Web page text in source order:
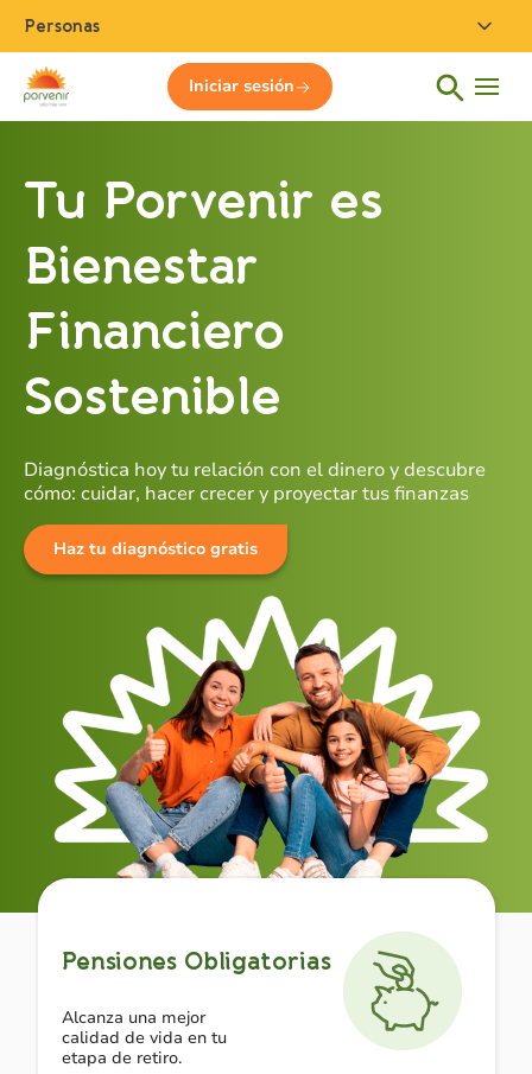
Personas
Iniciar sesión
Tu Porvenir es
Bienestar
Financiero
Sostenible
Diagnóstica hoy tu relación con el dinero y descubre
cómo: cuidar, hacer crecer y proyectar tus finanzas
Haz tu diagnóstico gratis
Pensiones Obligatorias
Alcanza una mejor
calidad de vida en tu
etapa de retiro.